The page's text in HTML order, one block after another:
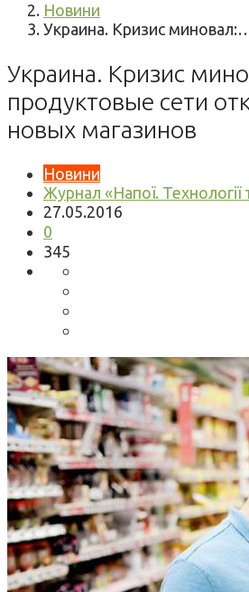
Новини
Украина. Кризис
Украина. Кризис
продуктовые сети
новых магазинов
Новини
Журнал «Напої. Технології
27.05.2016
0
345